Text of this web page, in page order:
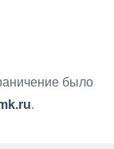
было
.